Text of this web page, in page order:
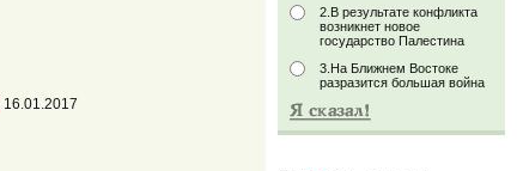
16.01.2017
2.В результате конфликта
возникнет новое
государство Палестина
3.На Ближнем Востоке
разразится большая война